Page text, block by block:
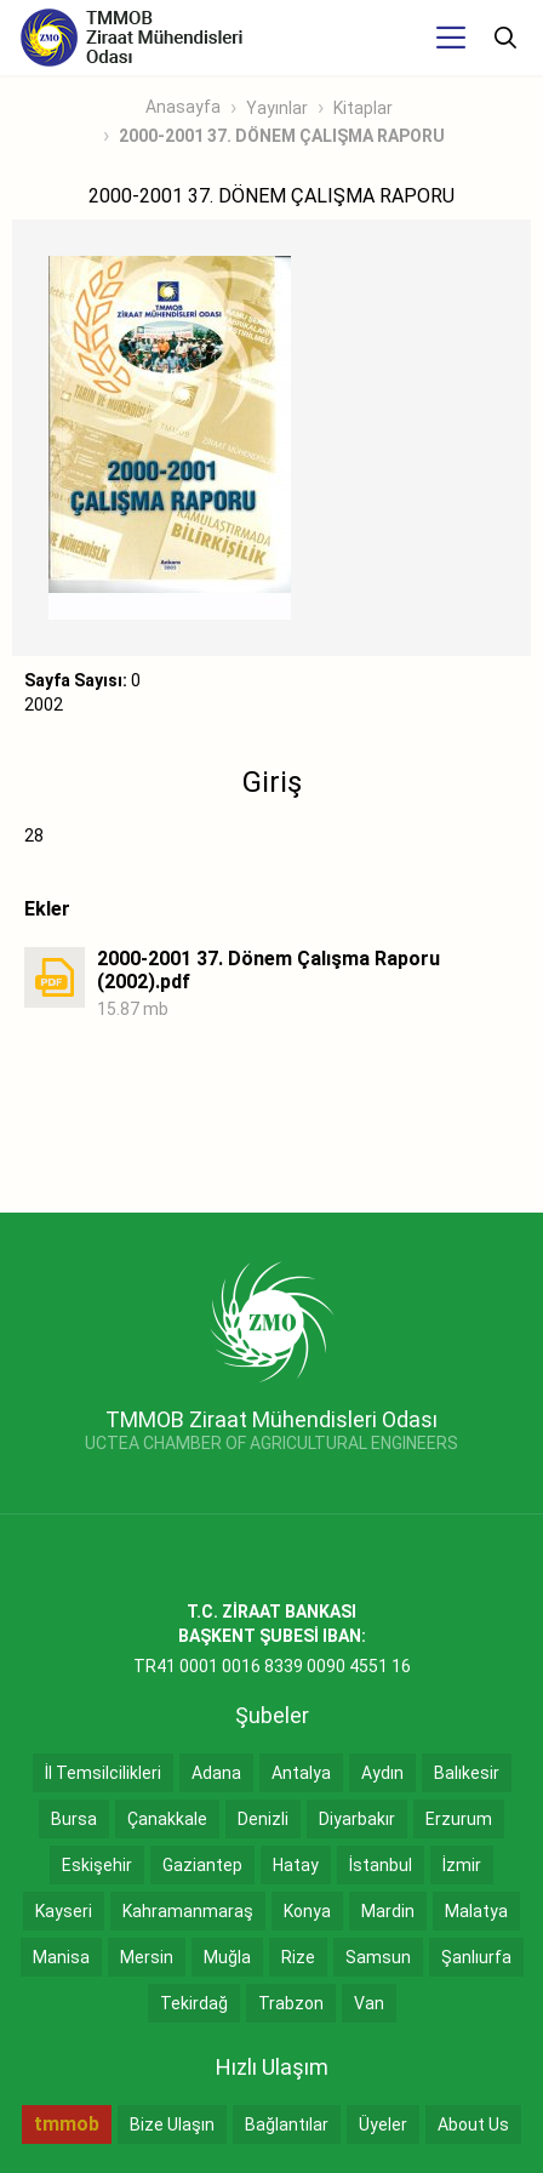
Anasayfa Yayınlar
Kitaplar
2000-2001 37. DÖNEM ÇALIŞMA RAPORU
2000-2001 37. DÖNEM ÇALIŞMA RAPORU
Sayfa Sayısı: 0
2002
Giriş
28
Ekler
2000-2001 37. Dönem Çalışma Raporu
(2002).pdf
15.87 mb
TMMOB Ziraat Mühendisleri Odası
UCTEA CHAMBER OF AGRICULTURAL ENGINEERS
T.C. ZİRAAT BANKASI
BAŞKENT ŞUBESİ IBAN:
TR41 0001 0016 8339 0090 4551 16
Şubeler
İl Temsilcilikleri Adana Antalya Aydın Balıkesir
Bursa Çanakkale Denizli Diyarbakır Erzurum
Eskişehir Gaziantep Hatay İstanbul İzmir
Kayseri Kahramanmaraş Konya Mardin Malatya
Manisa Mersin Muğla Rize Samsun Şanlıurfa
Tekirdağ Trabzon Van
Hızlı Ulaşım
tmmob Bize Ulaşın Bağlantılar Üyeler About Us